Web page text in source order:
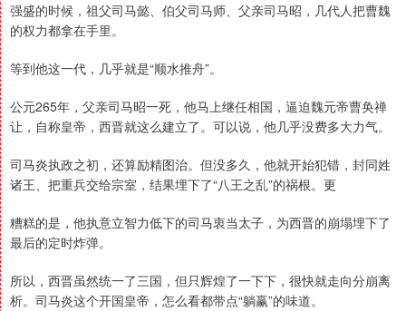
强盛的时候，祖父司马懿、伯父司马师、父亲司马昭，几代人把曹魏
的权力都拿在手里。
等到他这一代，几乎就是“顺水推舟”。
公元265年，父亲司马昭一死，他马上继任相国，逼迫魏元帝曹奂禅
让，自称皇帝，西晋就这么建立了。可以说，他几乎没费多大力气。
司马炎执政之初，还算励精图治。但没多久，他就开始犯错，封同姓
诸王、把重兵交给宗室，结果埋下了“八王之乱”的祸根。更
糟糕的是，他执意立智力低下的司马衷当太子，为西晋的崩塌埋下了
最后的定时炸弹。
所以，西晋虽然统一了三国，但只辉煌了一下下，很快就走向分崩离
析。司马炎这个开国皇帝，怎么看都带点“躺赢”的味道。